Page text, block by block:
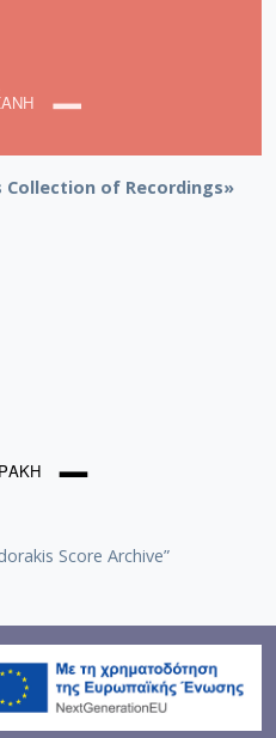
Collection of Recordings»
Score Archive”